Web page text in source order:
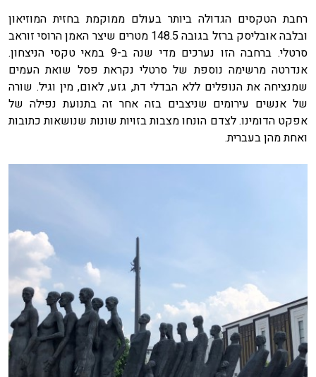
רחבת הטקסים הגדולה ביותר בעולם ממוקמת בחזית המוזיאון
ובלבה אובליסק ברזל בגובה 148.5 מטרים שיצר האמן הרוסי זוראב
סרטלי. ברחבה הזו נערכים מדי שנה ב-9 במאי טקסי הניצחון.
אנדרטה מרשימה נוספת של סרטלי נקראת פסל שואת העמים
שמנציחה את הנופלים ללא הבדלי דת, גזע, לאום, מין וגיל. שורה
של אנשים עירומים שניצבים בזה אחר זה בתנועת נפילה של
אפקט הדומינו. לצדם הונחו מצבות בזויות שונות שנושאות כתובות
ואחת מהן בעברית.